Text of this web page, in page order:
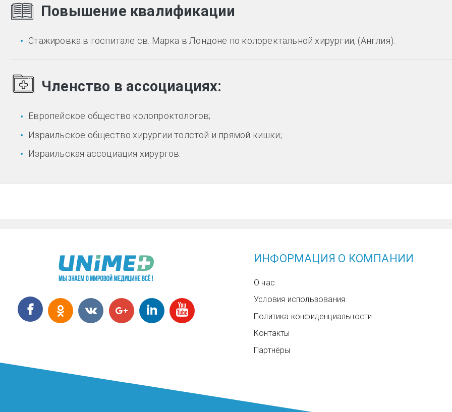
Повышение квалификации
Стажировка в госпитале св. Марка в Лондоне по колоректальной хирургии, (Англия).
Членство в ассоциациях:
Европейское общество колопроктологов;
Израильское общество хирургии толстой и прямой кишки;
Израильская ассоциация хирургов.
ИНФОРМАЦИЯ О КОМПАНИИ
О нас
Условия использования
Политика конфиденциальности
Контакты
Партнёры